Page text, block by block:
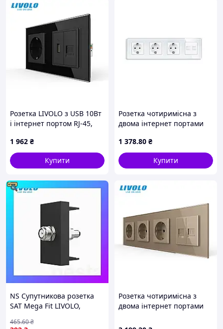
Розетка LIVOLO з USB 10Вт
і інтернет портом RJ-45,
дизайнерська, скляна
рамка
1 962 ₴
Купити
Розетка чотиримісна з
двома інтернет портами
дизайнерська, скляна
рамка
1 378.80 ₴
Купити
NS Супутникова розетка
SAT Mega Fit LIVOLO,
для ресивера / антени (VL-
465.60₴
Розетка чотиримісна з
двома інтернет портами
настінна дизайнерська,